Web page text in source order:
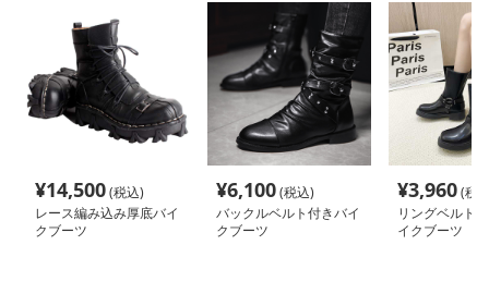
¥14,500(税込)
レース編み込み厚底バイ
クブーツ
¥6,100(税込)
バックルベルト付きバイ
クブーツ
¥3,960(税
リングベルト
イクブーツ